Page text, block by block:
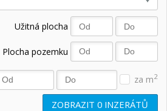
Užitná plocha
Plocha pozemku
za m2
ZOBRAZIT0 INZERÁTŮ